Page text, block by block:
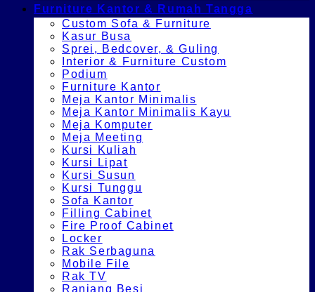
Furniture Kantor & Rumah Tangga
Custom Sofa & Furniture
Kasur Busa
Sprei, Bedcover, & Guling
Interior & Furniture Custom
Podium
Furniture Kantor
Meja Kantor Minimalis
Meja Kantor Minimalis Kayu
Meja Komputer
Meja Meeting
Kursi Kuliah
Kursi Lipat
Kursi Susun
Kursi Tunggu
Sofa Kantor
Filling Cabinet
Fire Proof Cabinet
Locker
Rak Serbaguna
Mobile File
Rak TV
Ranjang Besi